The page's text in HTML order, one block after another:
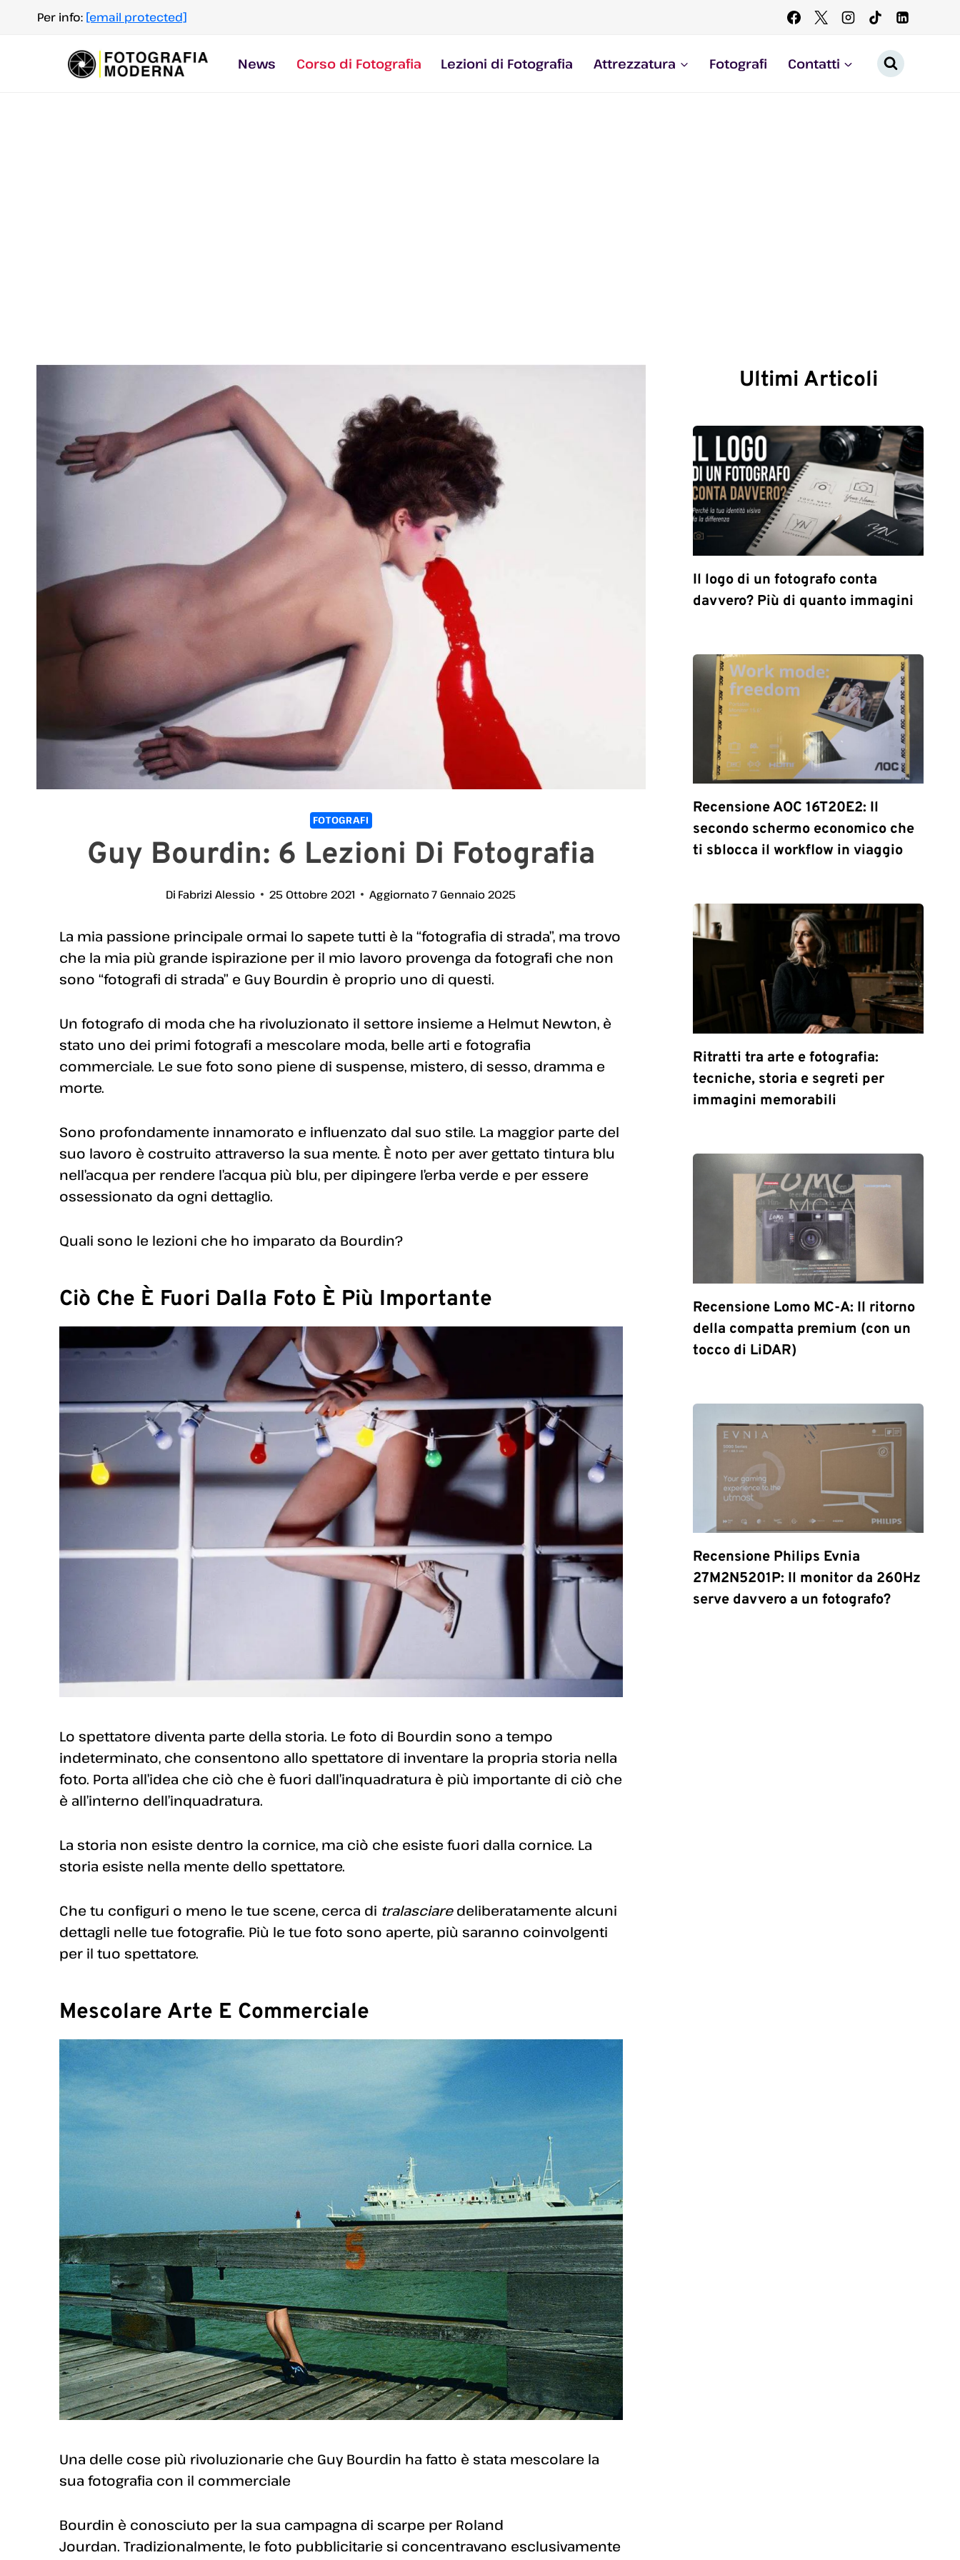
contenuto
Per info: [email protected]
News Corso di Fotografia Lezioni di Fotografia Attrezzatura Fotografi Contatti
FOTOGRAFI
Guy Bourdin: 6 Lezioni Di Fotografia
Di Fabrizi Alessio 25 Ottobre 2021 Aggiornato7 Gennaio 2025
La mia passione principale ormai lo sapete tutti è la “fotografia di strada”, ma trovo
che la mia più grande ispirazione per il mio lavoro provenga da fotografi che non
sono “fotografi di strada” e Guy Bourdin è proprio uno di questi.
Un fotografo di moda che ha rivoluzionato il settore insieme a Helmut Newton, è
stato uno dei primi fotografi a mescolare moda, belle arti e fotografia
commerciale. Le sue foto sono piene di suspense, mistero, di sesso, dramma e
morte.
Sono profondamente innamorato e influenzato dal suo stile. La maggior parte del
suo lavoro è costruito attraverso la sua mente. È noto per aver gettato tintura blu
nell’acqua per rendere l’acqua più blu, per dipingere l’erba verde e per essere
ossessionato da ogni dettaglio.
Quali sono le lezioni che ho imparato da Bourdin?
Ciò Che È Fuori Dalla Foto È Più Importante
Lo spettatore diventa parte della storia. Le foto di Bourdin sono a tempo
indeterminato, che consentono allo spettatore di inventare la propria storia nella
foto. Porta all’idea che ciò che è fuori dall’inquadratura è più importante di ciò che
è all’interno dell’inquadratura.
La storia non esiste dentro la cornice, ma ciò che esiste fuori dalla cornice. La
storia esiste nella mente dello spettatore.
Che tu configuri o meno le tue scene, cerca di tralasciaredeliberatamente alcuni
dettagli nelle tue fotografie. Più le tue foto sono aperte, più saranno coinvolgenti
per il tuo spettatore.
Mescolare Arte E Commerciale
Una delle cose più rivoluzionarie che Guy Bourdin ha fatto è stata mescolare la
sua fotografia con il commerciale
Bourdin è conosciuto per la sua campagna di scarpe per Roland
Jourdan. Tradizionalmente, le foto pubblicitarie si concentravano esclusivamente
Ultimi Articoli
Il logo di un fotografo conta
davvero? Più di quanto immagini
Recensione AOC 16T20E2: Il
secondo schermo economico che
ti sblocca il workflow in viaggio
Ritratti tra arte e fotografia:
tecniche, storia e segreti per
immagini memorabili
Recensione Lomo MC-A: Il ritorno
della compatta premium (con un
tocco di LiDAR)
Recensione Philips Evnia
27M2N5201P: Il monitor da 260Hz
serve davvero a un fotografo?